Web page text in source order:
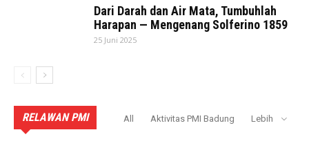
Dari Darah dan Air Mata, Tumbuhlah
Harapan — Mengenang Solferino 1859
25 Juni 2025
RELAWAN PMI All Aktivitas PMI Badung
Lebih
AKTIVITAS PMI BADUNG